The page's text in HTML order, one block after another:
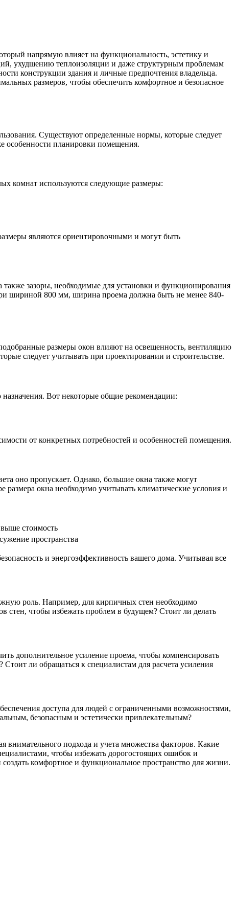
напрямую влияет на функциональность, эстетику и
ухудшению теплоизоляции и даже структурным проблемам
конструкции здания и личные предпочтения владельца.
размеров, чтобы обеспечить комфортное и безопасное
Существуют определенные нормы, которые следует
особенности планировки помещения.
комнат используются следующие размеры:
являются ориентировочными и могут быть
зазоры, необходимые для установки и функционирования
шириной 800 мм, ширина проема должна быть не менее 840-
размеры окон влияют на освещенность, вентиляцию
следует учитывать при проектировании и строительстве.
Вот некоторые общие рекомендации:
от конкретных потребностей и особенностей помещения.
оно пропускает. Однако, большие окна также могут
окна необходимо учитывать климатические условия и
стоимость
пространства
и энергоэффективность вашего дома. Учитывая все
роль. Например, для кирпичных стен необходимо
стен, чтобы избежать проблем в будущем? Стоит ли делать
дополнительное усиление проема, чтобы компенсировать
ли обращаться к специалистам для расчета усиления
доступа для людей с ограниченными возможностями,
безопасным и эстетически привлекательным?
внимательного подхода и учета множества факторов. Какие
чтобы избежать дорогостоящих ошибок и
комфортное и функциональное пространство для жизни.